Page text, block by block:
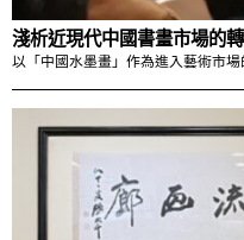
淺析近現代中國書畫市場的
以「中國水墨畫」作為進入藝術市